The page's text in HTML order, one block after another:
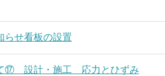
らせ看板の設置
⑰ 設計・施工 応力とひずみ